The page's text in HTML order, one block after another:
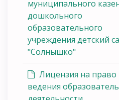
муниципального
дошкольного
образовательного
учреждения детский
"Солнышко"
Лицензия на право
ведения